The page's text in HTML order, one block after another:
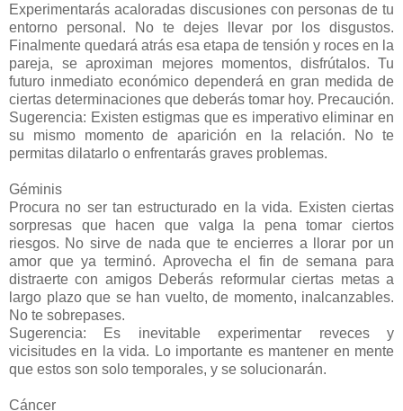
Experimentarás acaloradas discusiones con personas de tu
entorno personal. No te dejes llevar por los disgustos.
Finalmente quedará atrás esa etapa de tensión y roces en la
pareja, se aproximan mejores momentos, disfrútalos. Tu
futuro inmediato económico dependerá en gran medida de
ciertas determinaciones que deberás tomar hoy. Precaución.
Sugerencia: Existen estigmas que es imperativo eliminar en
su mismo momento de aparición en la relación. No te
permitas dilatarlo o enfrentarás graves problemas.
Géminis
Procura no ser tan estructurado en la vida. Existen ciertas
sorpresas que hacen que valga la pena tomar ciertos
riesgos. No sirve de nada que te encierres a llorar por un
amor que ya terminó. Aprovecha el fin de semana para
distraerte con amigos Deberás reformular ciertas metas a
largo plazo que se han vuelto, de momento, inalcanzables.
No te sobrepases.
Sugerencia: Es inevitable experimentar reveces y
vicisitudes en la vida. Lo importante es mantener en mente
que estos son solo temporales, y se solucionarán.
Cáncer